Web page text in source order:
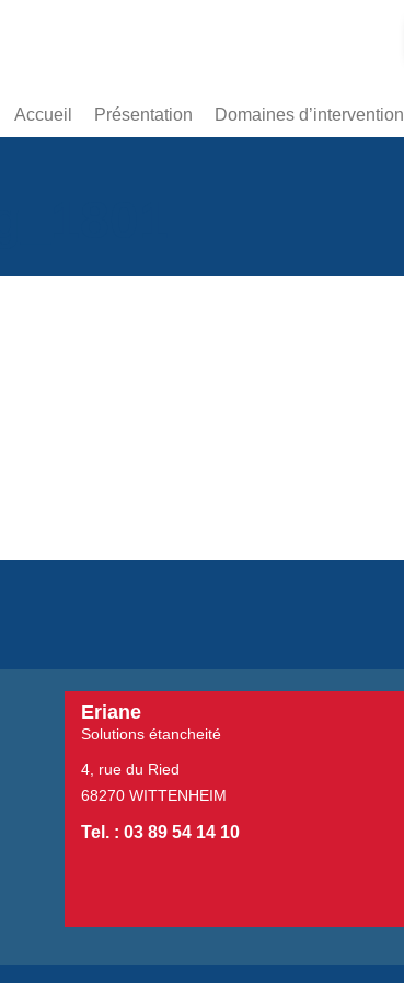
Accueil Présentation Domaines d’intervention
Eriane
Solutions étancheité
4, rue du Ried
68270 WITTENHEIM
Tel. : 03 89 54 14 10